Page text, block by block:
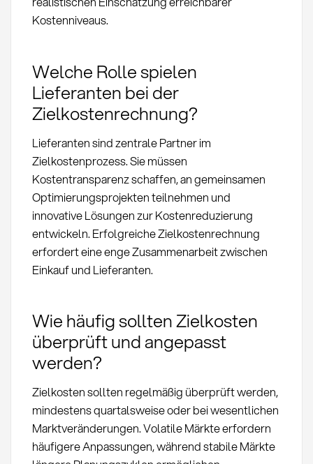
Kostenniveaus.
Welche Rolle spielen
Lieferanten bei der
Zielkostenrechnung?
Lieferanten sind zentrale Partner im
Zielkostenprozess. Sie müssen
Kostentransparenz schaffen, an gemeinsamen
Optimierungsprojekten teilnehmen und
innovative Lösungen zur Kostenreduzierung
entwickeln. Erfolgreiche Zielkostenrechnung
erfordert eine enge Zusammenarbeit zwischen
Einkauf und Lieferanten.
Wie häufig sollten Zielkosten
überprüft und angepasst
werden?
Zielkosten sollten regelmäßig überprüft werden,
mindestens quartalsweise oder bei wesentlichen
Marktveränderungen. Volatile Märkte erfordern
häufigere Anpassungen, während stabile Märkte